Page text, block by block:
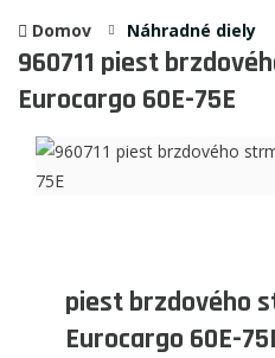
Domov Náhradné diely
960711 piest
Eurocargo 60E-75E
piest brzdového
Eurocargo 60E-